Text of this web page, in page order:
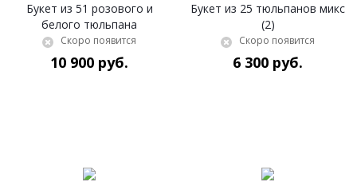
Букет из 51 розового и
белого тюльпана
Скоро появится
10 900 руб.
Букет из 25 тюльпанов микс
(2)
Скоро появится
6 300 руб.